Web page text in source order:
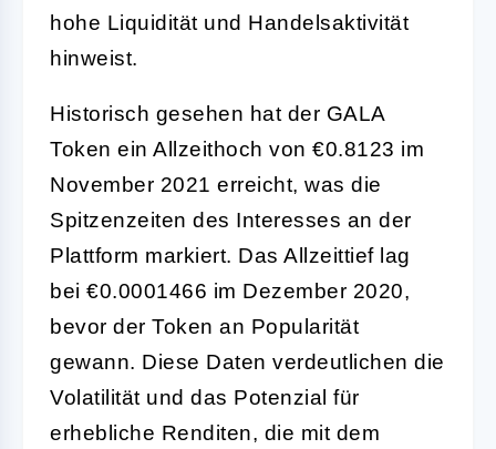
hohe Liquidität und Handelsaktivität
hinweist.
Historisch gesehen hat der GALA
Token ein Allzeithoch von €0.8123 im
November 2021 erreicht, was die
Spitzenzeiten des Interesses an der
Plattform markiert. Das Allzeittief lag
bei €0.0001466 im Dezember 2020,
bevor der Token an Popularität
gewann. Diese Daten verdeutlichen die
Volatilität und das Potenzial für
erhebliche Renditen, die mit dem